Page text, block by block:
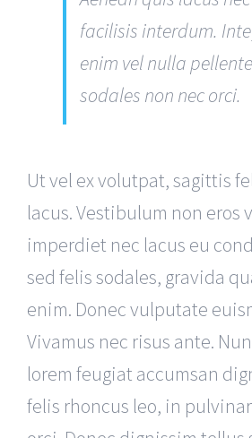
facilisis interdum.
enim vel nulla
sodales non nec orci.
Ut vel ex volutpat, sagittis
lacus. Vestibulum non eros
imperdiet nec lacus eu
sed felis sodales, gravida
enim. Donec vulputate
Vivamus nec risus ante.
lorem feugiat accumsan
felis rhoncus leo, in